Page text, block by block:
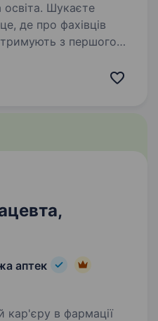
Шукаєте
де про фахівців
з першого
— українська
аптек